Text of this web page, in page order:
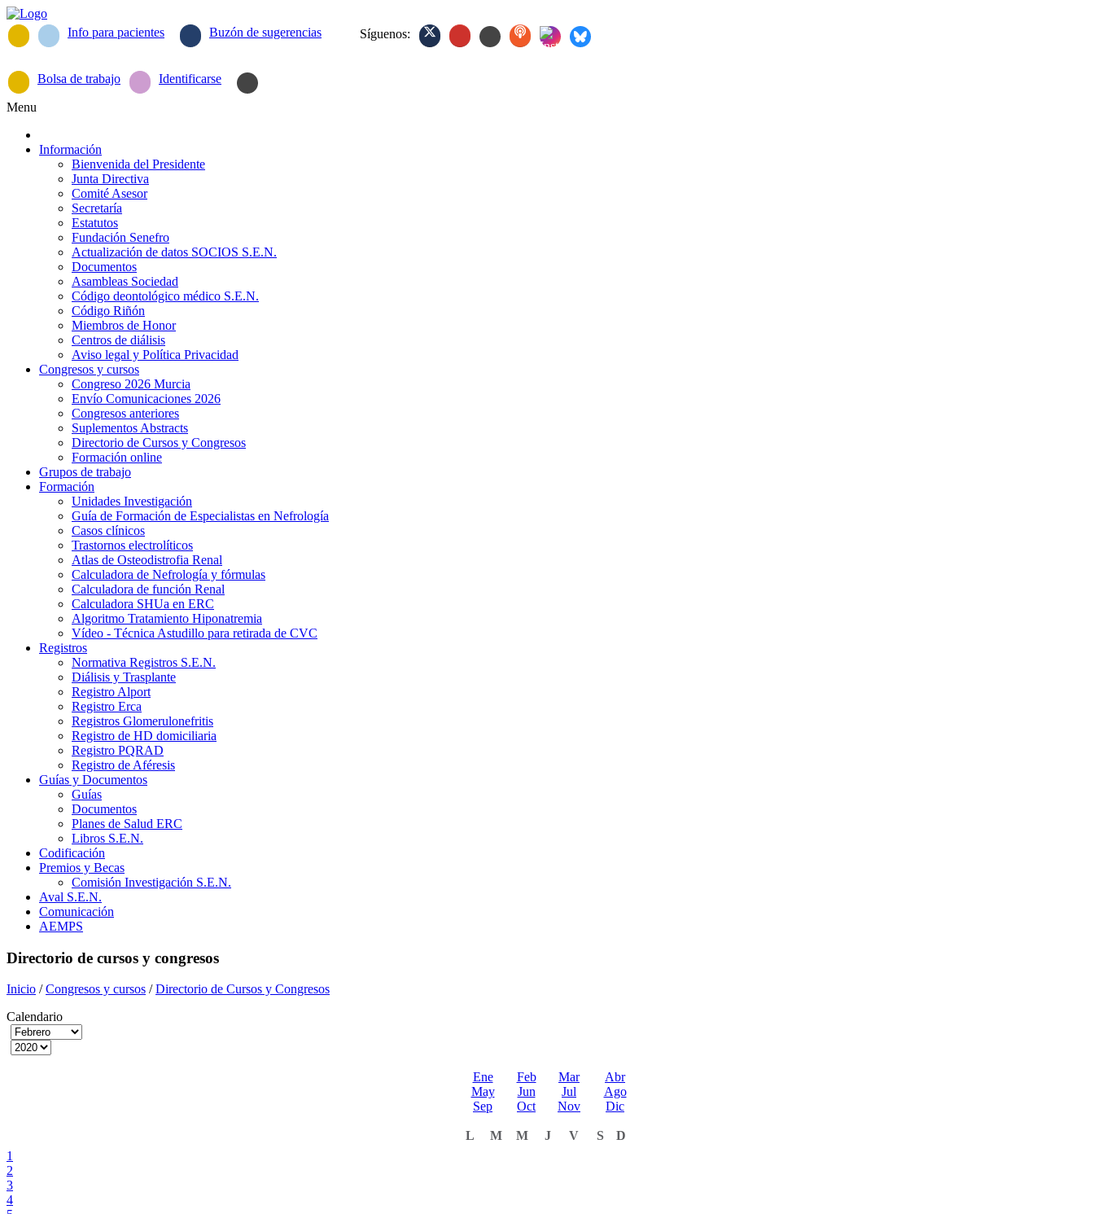
Info para pacientes Buzón de sugerencias Síguenos:
Bolsa de trabajo Identificarse
Menu
Información
Bienvenida del Presidente
Junta Directiva
Comité Asesor
Secretaría
Estatutos
Fundación Senefro
Actualización de datos SOCIOS S.E.N.
Documentos
Asambleas Sociedad
Código deontológico médico S.E.N.
Código Riñón
Miembros de Honor
Centros de diálisis
Aviso legal y Política Privacidad
Congresos y cursos
Congreso 2026 Murcia
Envío Comunicaciones 2026
Congresos anteriores
Suplementos Abstracts
Directorio de Cursos y Congresos
Formación online
Grupos de trabajo
Formación
Unidades Investigación
Guía de Formación de Especialistas en Nefrología
Casos clínicos
Trastornos electrolíticos
Atlas de Osteodistrofia Renal
Calculadora de Nefrología y fórmulas
Calculadora de función Renal
Calculadora SHUa en ERC
Algoritmo Tratamiento Hiponatremia
Vídeo - Técnica Astudillo para retirada de CVC
Registros
Normativa Registros S.E.N.
Diálisis y Trasplante
Registro Alport
Registro Erca
Registros Glomerulonefritis
Registro de HD domiciliaria
Registro PQRAD
Registro de Aféresis
Guías y Documentos
Guías
Documentos
Planes de Salud ERC
Libros S.E.N.
Codificación
Premios y Becas
Comisión Investigación S.E.N.
Aval S.E.N.
Comunicación
AEMPS
Directorio de cursos y congresos
Inicio /Congresos y cursos /Directorio de Cursos y Congresos
Calendario
Ene Feb Mar
Abr
May
Jun Jul
Ago
Sep
Oct Nov Dic
L M M J V S
D
1
2
3
4